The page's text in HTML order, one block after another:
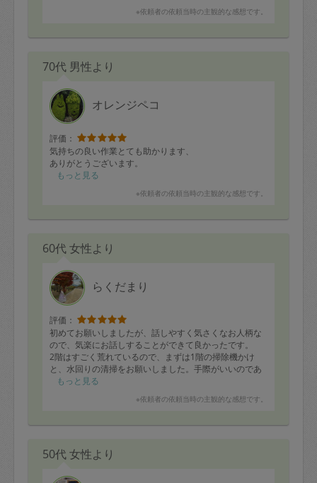
※依頼者の依頼当時の主観的な感想です。
70代 男性より
オレンジペコ
評価：
気持ちの良い作業とても助かります、
ありがとうございます。
もっと見る
※依頼者の依頼当時の主観的な感想です。
60代 女性より
らくだまり
評価：
初めてお願いしましたが、話しやすく気さくなお人柄な
ので、気楽にお話しすることができて良かったです。
2階はすごく荒れているので、まずは1階の掃除機かけ
と、水回りの清掃をお願いしました。手際がいいのであ
っという間に終えていただき、ちょっと恥ずかしいキッ
期限切れの食品などを、次々と処分することができて、
またお願いしたいと思います。
もっと見る
※依頼者の依頼当時の主観的な感想です。
50代 女性より